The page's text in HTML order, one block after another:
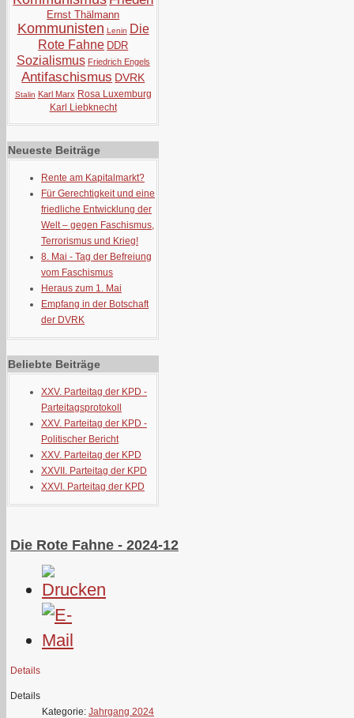
Ernst Thälmann
Kommunisten Lenin Die
Rote Fahne DDR
Sozialismus Friedrich Engels
Antifaschismus DVRK
Stalin Karl Marx Rosa Luxemburg
Karl Liebknecht
Neueste Beiträge
Rente am Kapitalmarkt?
Für Gerechtigkeit und eine
friedliche Entwicklung der
Welt – gegen Faschismus,
Terrorismus und Krieg!
8. Mai - Tag der Befreiung
vom Faschismus
Heraus zum 1. Mai
Empfang in der Botschaft
der DVRK
Beliebte Beiträge
XXV. Parteitag der KPD -
Parteitagsprotokoll
XXV. Parteitag der KPD -
Politischer Bericht
XXV. Parteitag der KPD
XXVII. Parteitag der KPD
XXVI. Parteitag der KPD
Die Rote Fahne - 2024-12
Details
Details
Kategorie: Jahrgang 2024